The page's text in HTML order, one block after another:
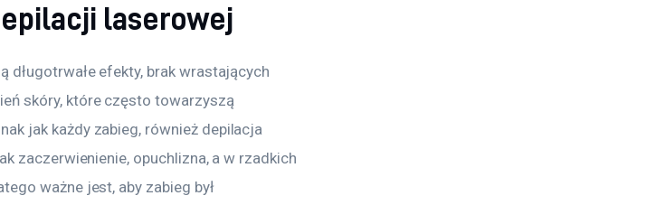
laserowej
efekty, brak wrastających
skóry, które często towarzyszą
jak każdy zabieg, również depilacja
zaczerwienienie, opuchlizna, a w rzadkich
ważne jest, aby zabieg był